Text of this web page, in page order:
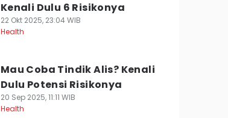
Kenali Dulu 6 Risikonya
22 Okt 2025, 23:04 WIB
Health
Mau Coba Tindik Alis? Kenali
Dulu Potensi Risikonya
20 Sep 2025, 11:11 WIB
Health